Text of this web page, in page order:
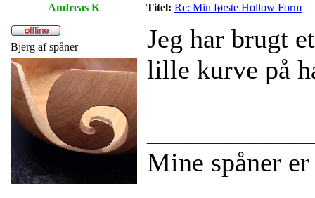
Andreas K
Titel: Re: Min første Hollow Form
Bjerg af spåner
Jeg har brugt
lille kurve på
Mine spåner